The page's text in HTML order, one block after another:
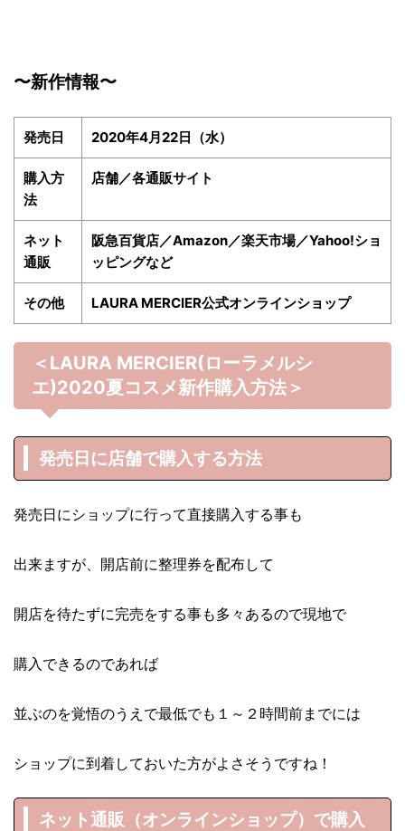
〜新作情報〜
発売日 2020年4月22日（水）
購入方
法
店舗／各通販サイト
ネット
通販
阪急百貨店／Amazon／楽天市場／Yahoo!ショ
ッピングなど
その他 LAURA MERCIER公式オンラインショップ
＜LAURA MERCIER(ローラメルシ
エ)2020夏コスメ新作購入方法＞
発売日に店舗で購入する方法
発売日にショップに行って直接購入する事も
出来ますが、開店前に整理券を配布して
開店を待たずに完売をする事も多々あるので現地で
購入できるのであれば
並ぶのを覚悟のうえで最低でも１～２時間前までには
ショップに到着しておいた方がよさそうですね！
ネット通販（オンラインショップ）で購入